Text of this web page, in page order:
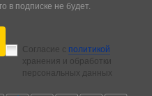
в подписке не будет.
Согласие с политикой
хранения и обработки
персональных данных